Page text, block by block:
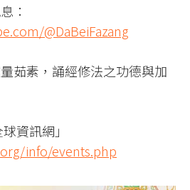
：
@DaBeiFazang
茹素，誦經修法之功德與加
資訊網」
info/events.php